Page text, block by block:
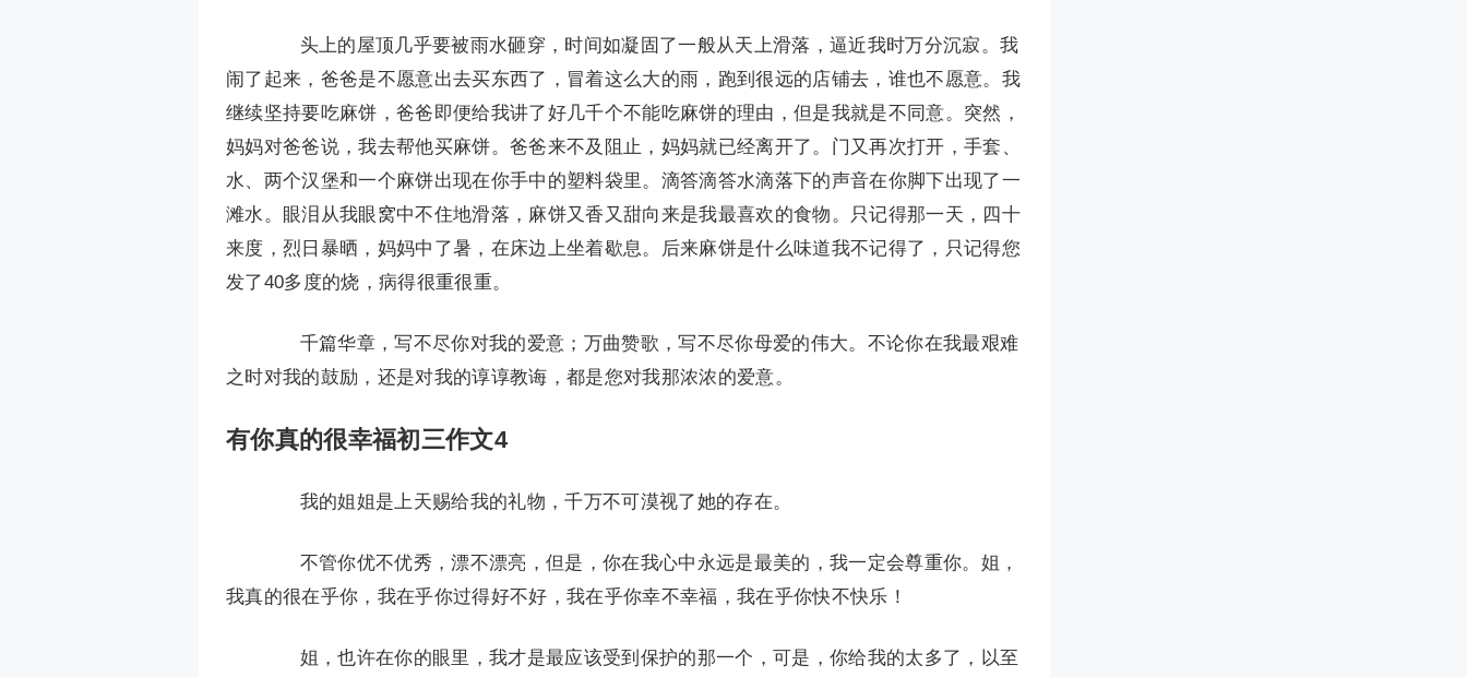
头上的屋顶几乎要被雨水砸穿，时间如凝固了一般从天上滑落，逼近我时万分沉寂。我
闹了起来，爸爸是不愿意出去买东西了，冒着这么大的雨，跑到很远的店铺去，谁也不愿意。我
继续坚持要吃麻饼，爸爸即便给我讲了好几千个不能吃麻饼的理由，但是我就是不同意。突然，
妈妈对爸爸说，我去帮他买麻饼。爸爸来不及阻止，妈妈就已经离开了。门又再次打开，手套、
水、两个汉堡和一个麻饼出现在你手中的塑料袋里。滴答滴答水滴落下的声音在你脚下出现了一
滩水。眼泪从我眼窝中不住地滑落，麻饼又香又甜向来是我最喜欢的食物。只记得那一天，四十
来度，烈日暴晒，妈妈中了暑，在床边上坐着歇息。后来麻饼是什么味道我不记得了，只记得您
发了40多度的烧，病得很重很重。
千篇华章，写不尽你对我的爱意；万曲赞歌，写不尽你母爱的伟大。不论你在我最艰难
之时对我的鼓励，还是对我的谆谆教诲，都是您对我那浓浓的爱意。
有你真的很幸福初三作文4
我的姐姐是上天赐给我的礼物，千万不可漠视了她的存在。
不管你优不优秀，漂不漂亮，但是，你在我心中永远是最美的，我一定会尊重你。姐，
我真的很在乎你，我在乎你过得好不好，我在乎你幸不幸福，我在乎你快不快乐！
姐，也许在你的眼里，我才是最应该受到保护的那一个，可是，你给我的太多了，以至